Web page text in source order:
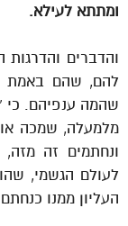
ומתתא לעילא.
והדברים
להם, שהם באמת
שהמה ענפיהם. כי
מלמעלה, שמכה
ונחתמים זה
לעולם הגשמי,
העליון ממנו